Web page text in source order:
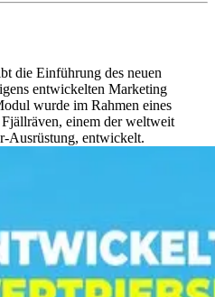
die Einführung des neuen
entwickelten Marketing
wurde im Rahmen eines
einem der weltweit
Ausrüstung, entwickelt.